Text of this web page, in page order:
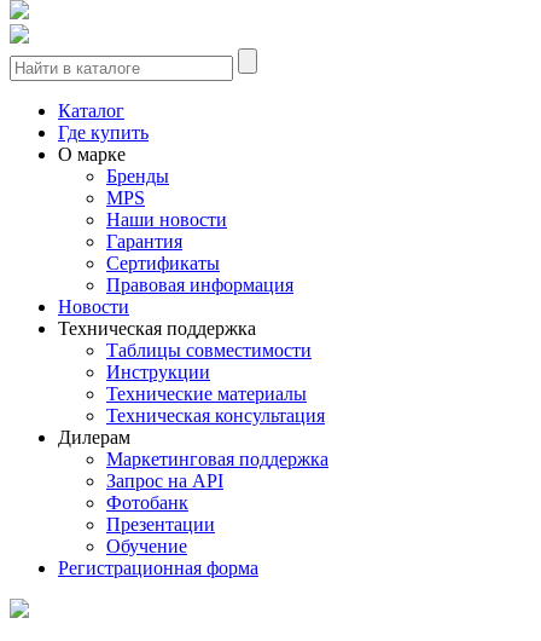
Каталог
Где купить
О марке
Бренды
MPS
Наши новости
Гарантия
Сертификаты
Правовая информация
Новости
Техническая поддержка
Таблицы совместимости
Инструкции
Технические материалы
Техническая консультация
Дилерам
Маркетинговая поддержка
Запрос на API
Фотобанк
Презентации
Обучение
Регистрационная форма